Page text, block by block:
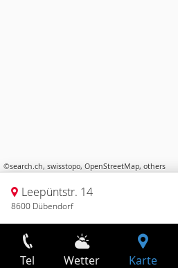
©search.ch, swisstopo, OpenStreetMap, others
Leepüntstr. 14
8600 Dübendorf
Tel Wetter Karte